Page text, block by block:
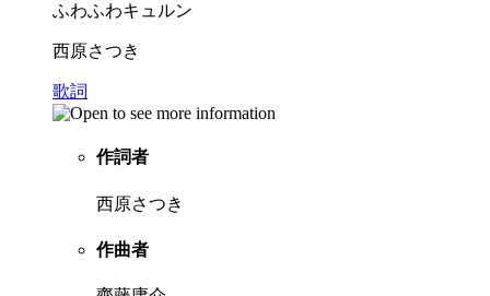
ふわふわキュルン
西原さつき
歌詞
作詞者
西原さつき
作曲者